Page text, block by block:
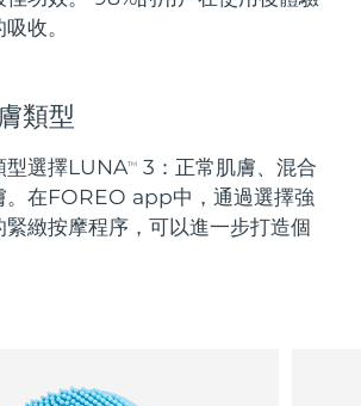
收。
類型
型選擇LUNATM
3：正常肌膚、混合
。在FOREO app中，通過選擇強
緊緻按摩程序，可以進一步打造個